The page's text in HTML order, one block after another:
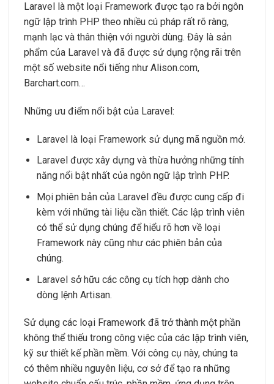
Laravel là một loại Framework được tạo ra bởi ngôn
ngữ lập trình PHP theo nhiều cú pháp rất rõ ràng,
mạnh lạc và thân thiện với người dùng. Đây là sản
phẩm của Laravel và đã được sử dụng rộng rãi trên
một số website nổi tiếng như Alison.com,
Barchart.com…
Những ưu điểm nổi bật của Laravel:
Laravel là loại Framework sử dụng mã nguồn mở.
Laravel được xây dựng và thừa hưởng những tính
năng nổi bật nhất của ngôn ngữ lập trình PHP.
Mọi phiên bản của Laravel đều được cung cấp đi
kèm với những tài liệu cần thiết. Các lập trình viên
có thể sử dụng chúng để hiểu rõ hơn về loại
Framework này cũng như các phiên bản của
chúng.
Laravel sở hữu các công cụ tích hợp dành cho
dòng lệnh Artisan.
Sử dụng các loại Framework đã trở thành một phần
không thể thiếu trong công việc của các lập trình viên,
kỹ sư thiết kế phần mềm. Với công cụ này, chúng ta
có thêm nhiều nguyên liệu, cơ sở để tạo ra những